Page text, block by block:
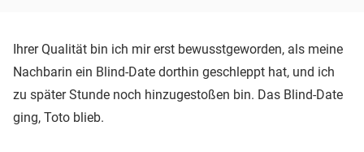
Ihrer Qualität bin ich mir erst bewusstgeworden, als meine
Nachbarin ein Blind-Date dorthin geschleppt hat, und ich
zu später Stunde noch hinzugestoßen bin. Das Blind-Date
ging, Toto blieb.